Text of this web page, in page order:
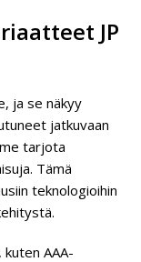
JP
ja se näkyy
jatkuvaan
tarjota
Tämä
teknologioihin
AAA-